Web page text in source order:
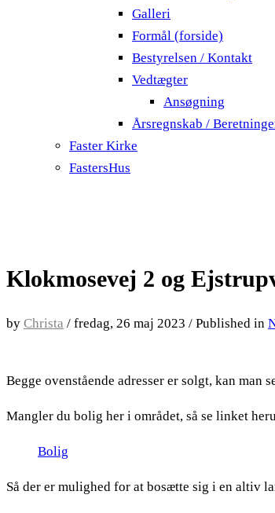
Galleri
Formål (forside)
Bestyrelsen / Kontakt
Vedtægter
Ansøgning
Årsregnskab /
Faster Kirke
FastersHus
Klokmosevej 2 og
by Christa / fredag, 26 maj 2023 / Published in
Begge ovenstående adresser er solgt, kan
Mangler du bolig her i området, så se linket
Bolig
Så der er mulighed for at bosætte sig i en altiv